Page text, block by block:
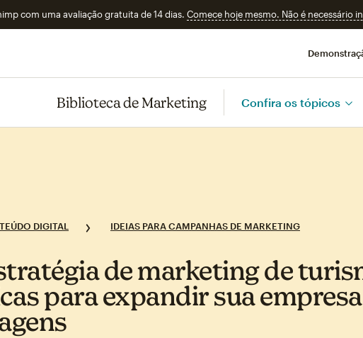
com uma avaliação gratuita de 14 dias. Comece hoje mesmo. Não é necessário
Biblioteca de Marketing Confira os tópicos
DIGITAL IDEIAS PARA CAMPANHAS DE MARKETING
de marketing de
para expandir sua